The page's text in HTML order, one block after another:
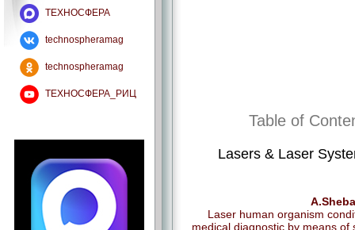
ТЕХНОСФЕРА
technospheramag
technospheramag
ТЕХНОСФЕРА_РИЦ
Table of
Lasers & Laser
Laser human organism
medical diagnostic by means of